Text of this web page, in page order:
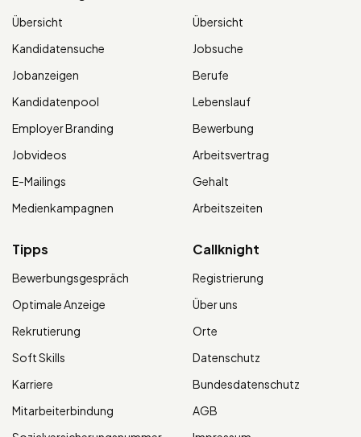
Übersicht
Kandidatensuche
Jobanzeigen
Kandidatenpool
Employer Branding
Jobvideos
E-Mailings
Medienkampagnen
Übersicht
Jobsuche
Berufe
Lebenslauf
Bewerbung
Arbeitsvertrag
Gehalt
Arbeitszeiten
Tipps
Bewerbungsgespräch
Optimale Anzeige
Rekrutierung
Soft Skills
Karriere
Mitarbeiterbindung
Callknight
Registrierung
Über uns
Orte
Datenschutz
Bundesdatenschutz
AGB